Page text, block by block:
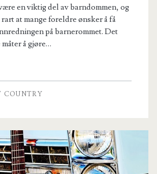
en viktig del av barndommen, og
at mange foreldre ønsker å få
på barnerommet. Det
å gjøre…
COUNTRY